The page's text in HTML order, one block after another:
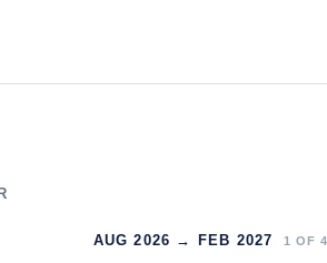
AUG 2026 → FEB 2027 1 OF 4